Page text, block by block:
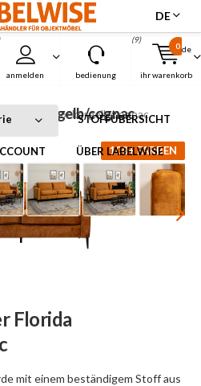
de
anmelden bedienung ihr warenkorb
0
(9)
DE
STOFFÜBERSICHT
ÜBER LABELWISE
Florida ockergelb/cognac
ockergelb/cognac
100+ FARBEN
Florida
mit einem beständigem Stoff aus